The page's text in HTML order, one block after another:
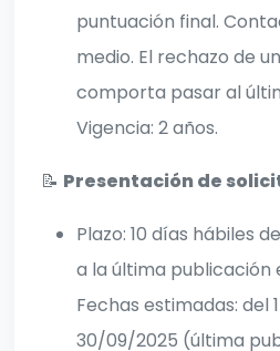
puntuación final.
medio. El rechazo de
comporta pasar al
Vigencia: 2 años.
📝 Presentación de
Plazo: 10 días hábiles
a la última publicación
Fechas estimadas: del
30/09/2025 (última